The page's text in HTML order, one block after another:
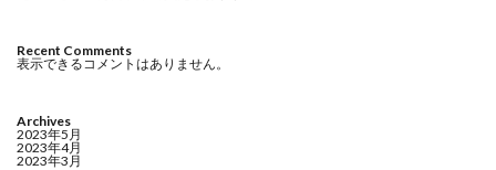
Recent Comments
表示できるコメントはありません。
Archives
2023年5月
2023年4月
2023年3月